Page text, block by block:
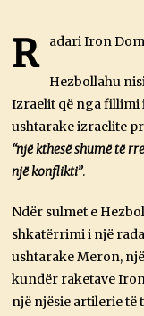
R adari Iron
Hezbollahu
Izraelit që nga fillimi
ushtarake izraelite
“një kthesë shumë të
një konflikti”.
Ndër sulmet e
shkatërrimi i një
ushtarake Meron,
kundër raketave
një njësie artilerie të